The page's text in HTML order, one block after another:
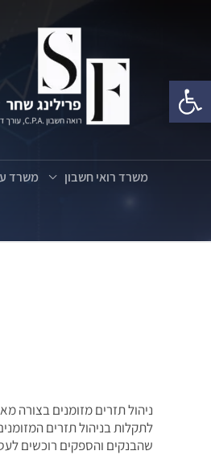
משרד רואי חשבון משרד
ניהול תזרים מזומנים
לתקלות בניהול תזרים
שהבנקים והספקים רוכשים
פתח סרגל נגישות